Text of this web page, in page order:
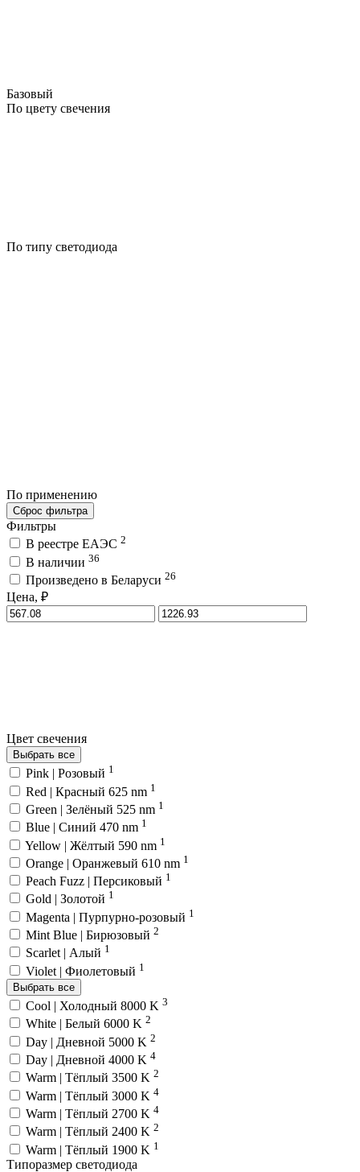
Базовый
По цвету свечения
По типу светодиода
По применению
Сброс фильтра
Фильтры
В реестре ЕАЭС 2
В наличии 36
Произведено в Беларуси 26
Цена, ₽
Цвет свечения
Выбрать все
Pink | Розовый 1
Red | Красный 625 nm 1
Green | Зелёный 525 nm 1
Blue | Синий 470 nm 1
Yellow | Жёлтый 590 nm 1
Orange | Оранжевый 610 nm 1
Peach Fuzz | Персиковый 1
Gold | Золотой 1
Magenta | Пурпурно-розовый 1
Mint Blue | Бирюзовый 2
Scarlet | Алый 1
Violet | Фиолетовый 1
Выбрать все
Cool | Холодный 8000 K 3
White | Белый 6000 K 2
Day | Дневной 5000 K 2
Day | Дневной 4000 K 4
Warm | Тёплый 3500 K 2
Warm | Тёплый 3000 K 4
Warm | Тёплый 2700 K 4
Warm | Тёплый 2400 K 2
Warm | Тёплый 1900 K 1
Типоразмер светодиода